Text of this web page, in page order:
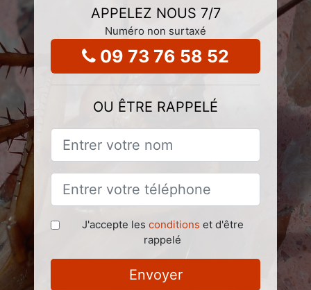
APPELEZ NOUS 7/7
Numéro non surtaxé
09 73 76 58 52
OU ÊTRE RAPPELÉ
J'accepte les conditions et d'être
rappelé
Envoyer